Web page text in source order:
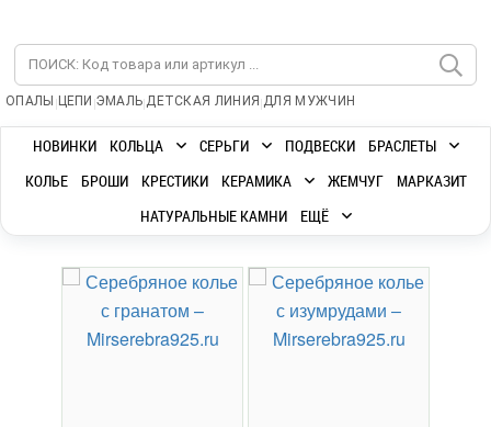
ОПАЛЫ | ЦЕПИ |ЭМАЛЬ|ДЕТСКАЯ ЛИНИЯ |ДЛЯ МУЖЧИН
НОВИНКИ КОЛЬЦА СЕРЬГИ ПОДВЕСКИ
БРАСЛЕТЫ
КОЛЬЕ
БРОШИ КРЕСТИКИ КЕРАМИКА ЖЕМЧУГ
МАРКАЗИТ
НАТУРАЛЬНЫЕ КАМНИ
ЕЩЁ